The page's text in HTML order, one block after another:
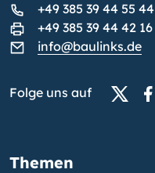
+49 385 39 44 55 44
+49 385 39 44 42 16
info@baulinks.de
Folge uns auf
Themen